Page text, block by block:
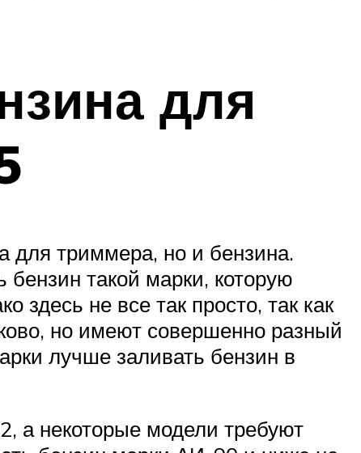
для
для триммера, но и бензина.
такой марки, которую
здесь не все так просто, так как
но имеют совершенно разный
лучше заливать бензин в
а некоторые модели требуют